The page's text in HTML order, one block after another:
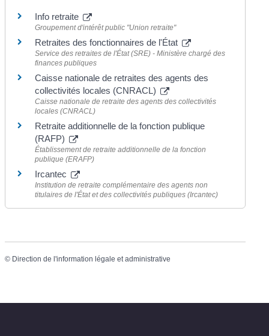
Info retraite
Groupement d'intérêt public "Union retraite"
Retraites des fonctionnaires de l'État
Service des retraites de l'État (SRE) - Ministère chargé des
finances publiques
Caisse nationale de retraites des agents des
collectivités locales (CNRACL)
Caisse nationale de retraite des agents des collectivités
locales (CNRACL)
Retraite additionnelle de la fonction publique
(RAFP)
Établissement de retraite additionnelle de la fonction
publique (ERAFP)
Ircantec
Institution de retraite complémentaire des agents non
titulaires de l'État et des collectivités publiques (Ircantec)
© Direction de l'information légale et administrative